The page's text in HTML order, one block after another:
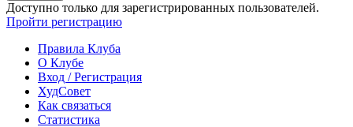
Доступно только для зарегистрированных пользователей.
Пройти регистрацию
Правила Клуба
О Клубе
Вход / Регистрация
ХудСовет
Как связаться
Статистика